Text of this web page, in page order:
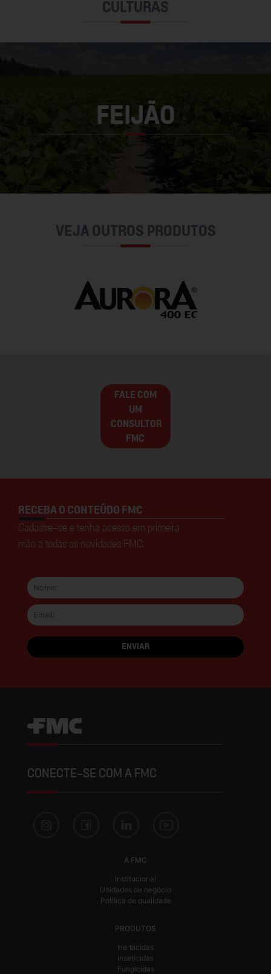
CULTURAS
FEIJÃO
VEJA OUTROS PRODUTOS
FALE COM
UM
CONSULTOR
FMC
RECEBA O CONTEÚDO FMC
Cadastre-se e tenha acesso em primeira
mão a todas as novidades FMC.
CONECTE-SE COM A FMC
A FMC
Institucional
Unidades de negócio
Política de qualidade
PRODUTOS
Herbicidas
Inseticidas
Fungicidas